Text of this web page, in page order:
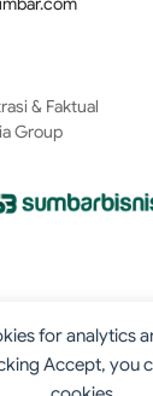
for analytics
Accept, you
& Faktual
Group